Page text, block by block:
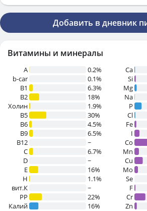
Добавить в дневник
Витамины и минералы
A
0.2%
b-car
0.1%
В1
6.3%
B2
18%
Холин
1.9%
B5
30%
B6
4.5%
B9
6.5%
B12
~
C
6.7%
D
~
E
16%
H
1.1%
вит.К
~
PP
22%
Калий
16%
Ca
Si
Mg
Na
P
Cl
Fe
I
Co
Mn
Cu
Mo
Se
F
Cr
Zn